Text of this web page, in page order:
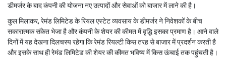
डीमर्जर के बाद कंपनी की योजना नए उत्पादों और सेवाओं को बाजार में लाने की है।
कुल मिलाकर, रेमंड लिमिटेड के रियल एस्टेट व्यवसाय के डीमर्जर ने निवेशकों के बीच
सकारात्मक संकेत भेजा है और कंपनी के शेयर की कीमत में वृद्धि इसका प्रमाण है। आने वाले
दिनों में यह देखना दिलचस्प रहेगा कि रेमंड रियल्टी किस तरह से बाजार में प्रदर्शन करती है
और इसके साथ ही रेमंड लिमिटेड की शेयर की कीमत भविष्य में किस ऊंचाई तक पहुंचती है।